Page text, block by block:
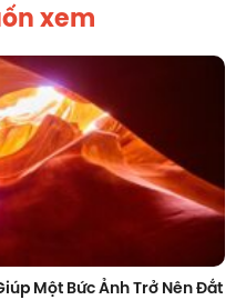
xem
Một Bức Ảnh Trở Nên Đắt